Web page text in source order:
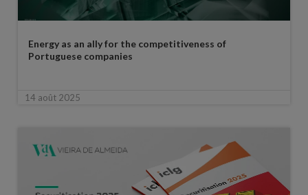
Energy as an ally for the competitiveness of
Portuguese companies
14 août 2025